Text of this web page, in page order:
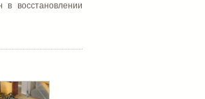
в восстановлении